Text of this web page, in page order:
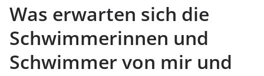
Was erwarten sich die
Schwimmerinnen und
Schwimmer von mir und